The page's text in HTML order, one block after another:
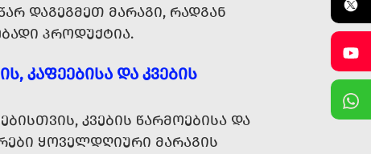
ᲓᲐᲒᲔᲒᲛᲔᲗ ᲛᲐᲠᲐᲒᲘ, ᲠᲐᲓᲒᲐᲜ
ᲞᲠᲝᲓᲣᲥᲢᲘᲐ.
ᲙᲐᲤᲔᲔᲑᲘᲡᲐ ᲓᲐ ᲙᲕᲔᲑᲘᲡ
ᲙᲕᲔᲑᲘᲡ ᲬᲐᲠᲛᲝᲔᲑᲘᲡᲐ ᲓᲐ
ᲧᲝᲕᲔᲚᲓᲦᲘᲣᲠᲘ ᲛᲐᲠᲐᲒᲘᲡ